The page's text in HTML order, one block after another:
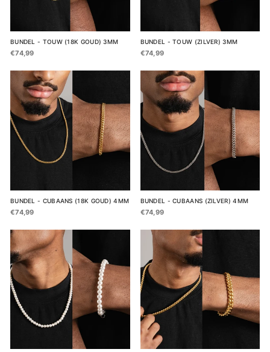
BUNDEL - TOUW (18K GOUD) 3MM
€74,99
BUNDEL - TOUW (ZILVER) 3MM
€74,99
BUNDEL - CUBAANS (18K GOUD) 4MM
€74,99
BUNDEL - CUBAANS (ZILVER) 4MM
€74,99